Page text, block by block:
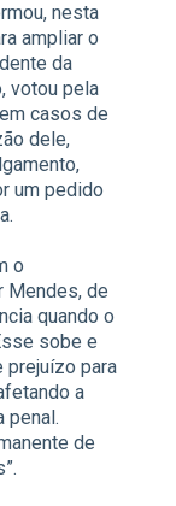
nesta
ampliar o
da
votou pela
casos de
dele,
um pedido
o
Mendes, de
quando o
sobe e
para
a
penal.
de